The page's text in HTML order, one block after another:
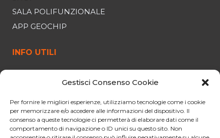
Gestisci Consenso Cookie
Per fornire le migliori esperienze, utilizziamo tecnologie come i cookie
per memorizzare e/o accedere alle informazioni del dispositivo. Il
consenso a queste tecnologie ci permetterà di elaborare dati come il
comportamento di navigazione o ID unici su questo sito. Non
SALA POLIFUNZIONALE
APP GEOCHIP
INFO UTILI
ORARI E PREZZI
OFFERTE
PARCHEGGIO
CURIOSITÀ